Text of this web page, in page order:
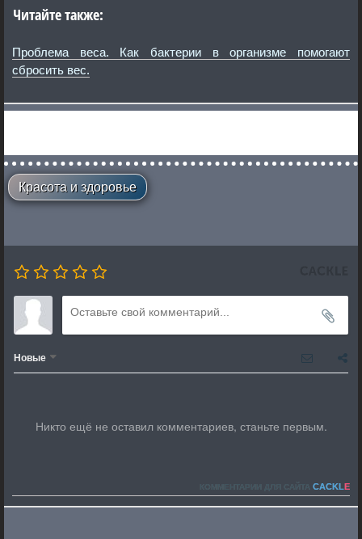
Читайте также:
Проблема веса. Как бактерии в организме помогают
сбросить вес.
Красота и здоровье
Новые
Никто ещё не оставил комментариев, станьте первым.
CACKLE